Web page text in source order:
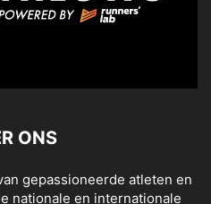
ONS
gepassioneerde atleten en
nationale en internationale